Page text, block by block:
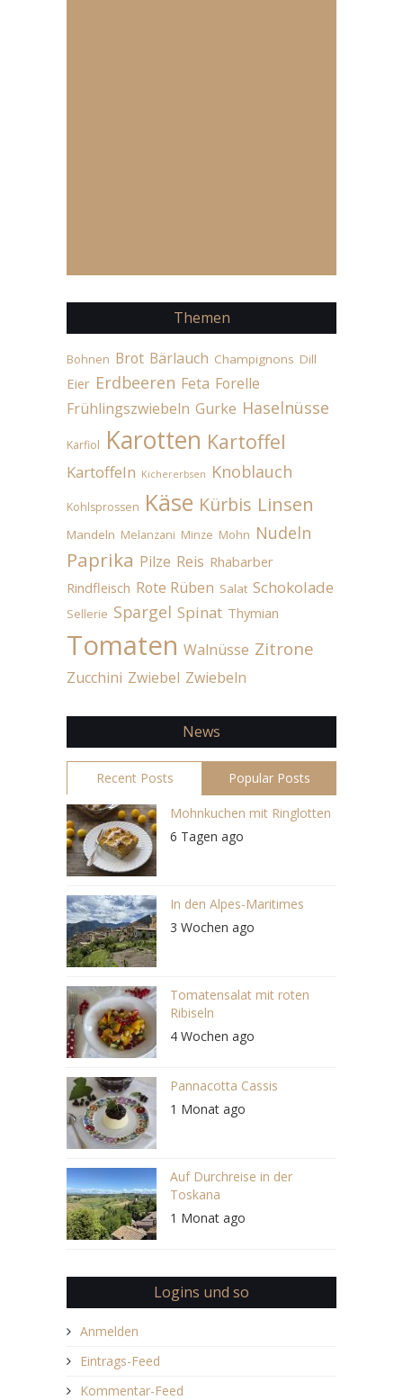
Themen
Bohnen Brot Bärlauch Champignons Dill
Eier Erdbeeren Feta Forelle
Frühlingszwiebeln Gurke Haselnüsse
Karfiol Karotten Kartoffel
Kartoffeln Kichererbsen Knoblauch
Kohlsprossen Käse Kürbis Linsen
Mandeln Melanzani Minze Mohn Nudeln
Paprika Pilze Reis Rhabarber
Rindfleisch Rote Rüben Salat Schokolade
Sellerie Spargel Spinat Thymian
Tomaten Walnüsse Zitrone
Zucchini Zwiebel Zwiebeln
News
Recent Posts Popular Posts
Mohnkuchen mit Ringlotten
6 Tagen ago
In den Alpes-Maritimes
3 Wochen ago
Tomatensalat mit roten
Ribiseln
4 Wochen ago
Pannacotta Cassis
1 Monat ago
Auf Durchreise in der
Toskana
1 Monat ago
Logins und so
Anmelden
Eintrags-Feed
Kommentar-Feed